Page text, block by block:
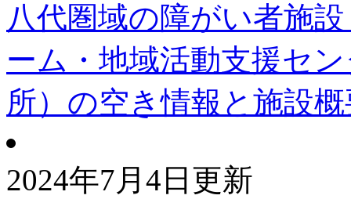
八代圏域の障がい者施
ーム・地域活動支援セ
所）の空き情報と施設
2024年7月4日更新